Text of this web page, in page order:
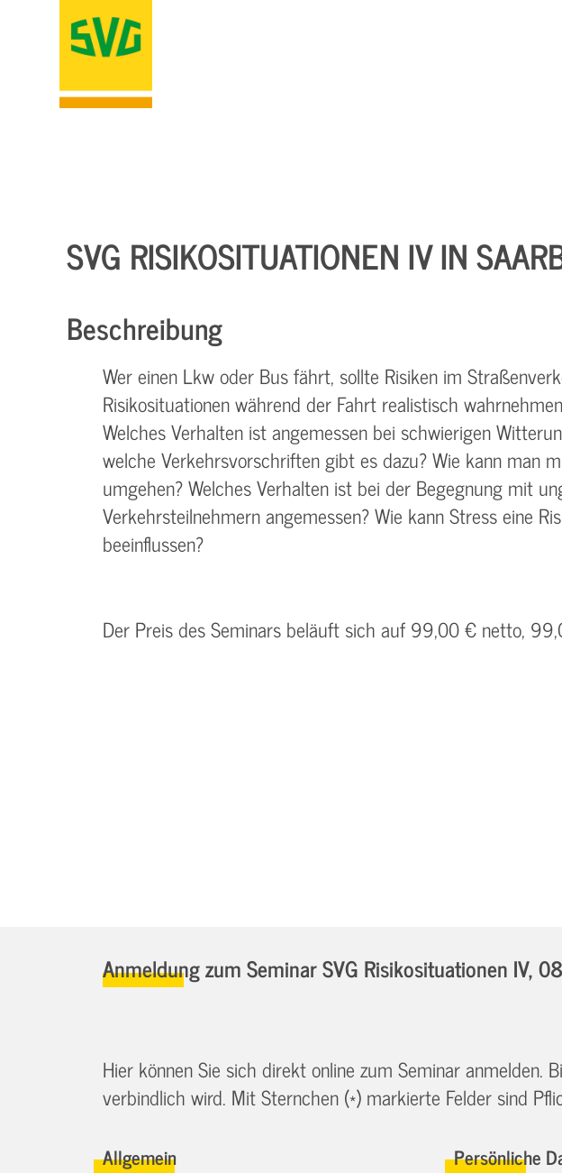
SVG RISIKOSITUATIONEN IV IN
Beschreibung
Wer einen Lkw oder Bus fährt, sollte Risiken im
Risikosituationen während der Fahrt realistisch
Welches Verhalten ist angemessen bei schwierigen
welche Verkehrsvorschriften gibt es dazu? Wie kann man
umgehen? Welches Verhalten ist bei der Begegnung mit
Verkehrsteilnehmern angemessen? Wie kann Stress eine
beeinflussen?
Der Preis des Seminars beläuft sich auf 99,00 € netto,
Anmeldung zum Seminar SVG Risikosituationen IV,
Hier können Sie sich direkt online zum Seminar
verbindlich wird. Mit Sternchen (*) markierte Felder sind
Allgemein Persönliche